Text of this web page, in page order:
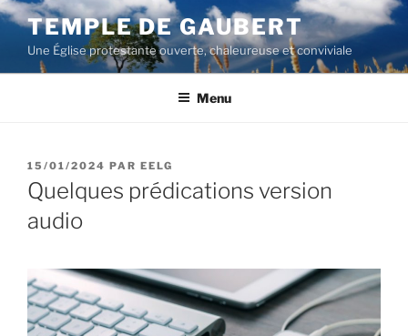
Aller
contenu
principal
TEMPLE DE GAUBERT
Une Église protestante ouverte, chaleureuse et conviviale
Menu
PUBLIÉ
LE
15/01/2024 PAR EELG
Quelques prédications version
audio